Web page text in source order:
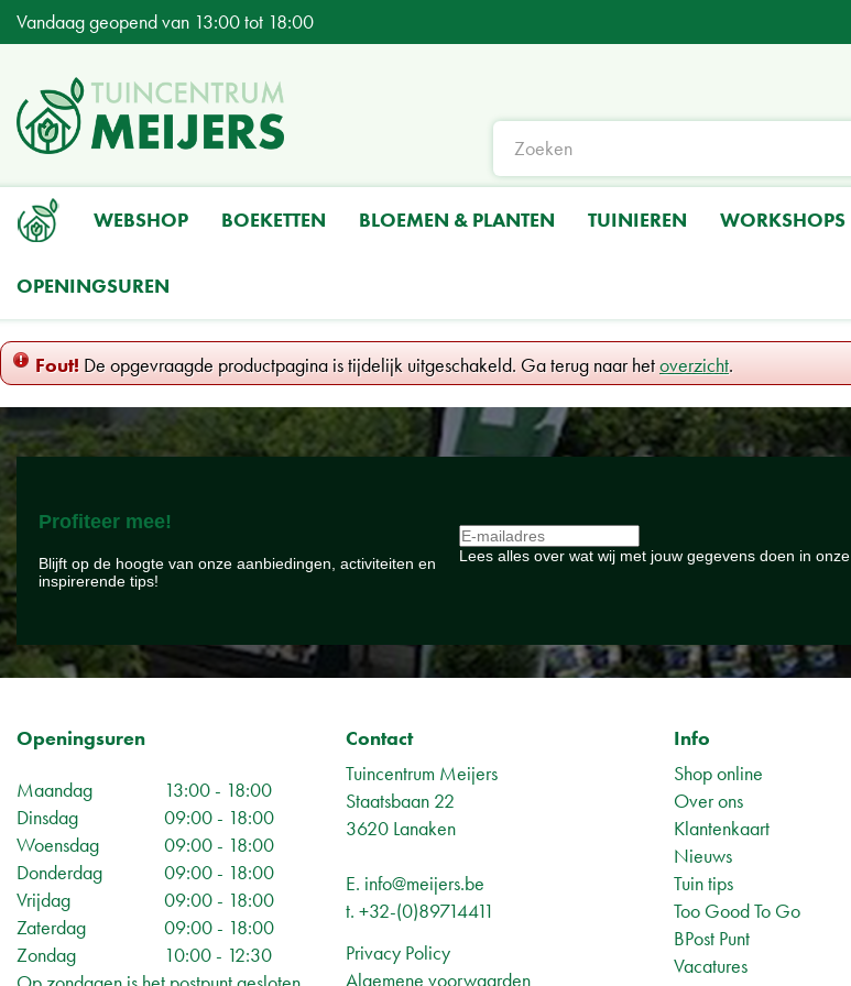
Ga
naar
Home
Vandaag geopend van 13:00tot 18:00
WEBSHOP BOEKETTEN BLOEMEN & PLANTEN TUINIEREN WORKSHOPS
OPENINGSUREN
Fout! De opgevraagde productpagina is tijdelijk uitgeschakeld. Ga terug naar hetoverzicht.
Profiteer mee!
Blijft op de hoogte van onze aanbiedingen, activiteiten en
inspirerende tips!
Lees alles over wat wij met jouw gegevens doen in onze
Openingsuren
Maandag
13:00 - 18:00
Dinsdag
09:00 - 18:00
Woensdag
09:00 - 18:00
Donderdag
09:00 - 18:00
Vrijdag
09:00 - 18:00
Zaterdag
09:00 - 18:00
Zondag
10:00 - 12:30
Contact
Tuincentrum Meijers
Staatsbaan 22
3620 Lanaken
E. info@meijers.be
t. +32-(0)89714411
Privacy Policy
Algemene voorwaarden
Info
Shop online
Over ons
Klantenkaart
Nieuws
Tuin tips
Too Good To Go
BPost Punt
Vacatures